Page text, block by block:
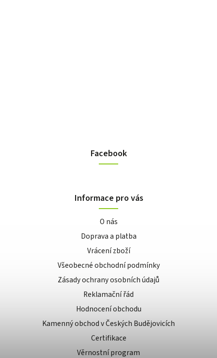
Facebook
Informace pro vás
O nás
Doprava a platba
Vrácení zboží
Všeobecné obchodní podmínky
Zásady ochrany osobních údajů
Reklamační řád
Hodnocení obchodu
Kamenný obchod v Českých Budějovicích
Certifikace
Věrnostní program